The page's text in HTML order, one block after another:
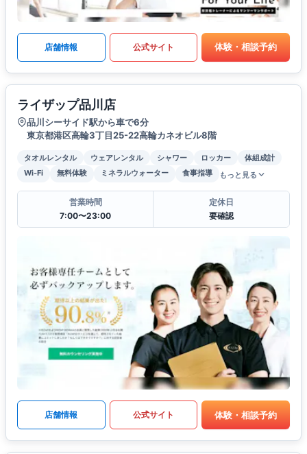
店舗情報 公式サイト 体験・相談予約
ライザップ品川店
品川シーサイド駅から車で6分
東京都港区高輪3丁目25-22高輪カネオビル8階
タオルレンタル ウェアレンタル シャワー ロッカー
体組成計
Wi-Fi
無料体験 ミネラルウォーター 食事指導 もっと見る
営業時間
7:00〜23:00
定休日
要確認
店舗情報 公式サイト 体験・相談予約